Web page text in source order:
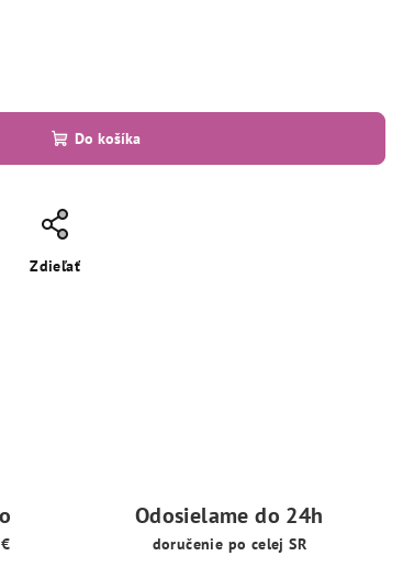
Do košíka
Zdieľať
Odosielame do 24h
doručenie po celej SR